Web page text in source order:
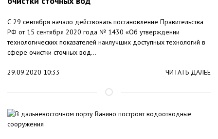
С 29 сентября начало действовать постановление Правительства
РФ от 15 сентября 2020 года № 1430 «Об утверждении
технологических показателей наилучших доступных технологий в
сфере очистки сточных вод...
29.09.2020 10:33 ЧИТАТЬ ДАЛЕЕ